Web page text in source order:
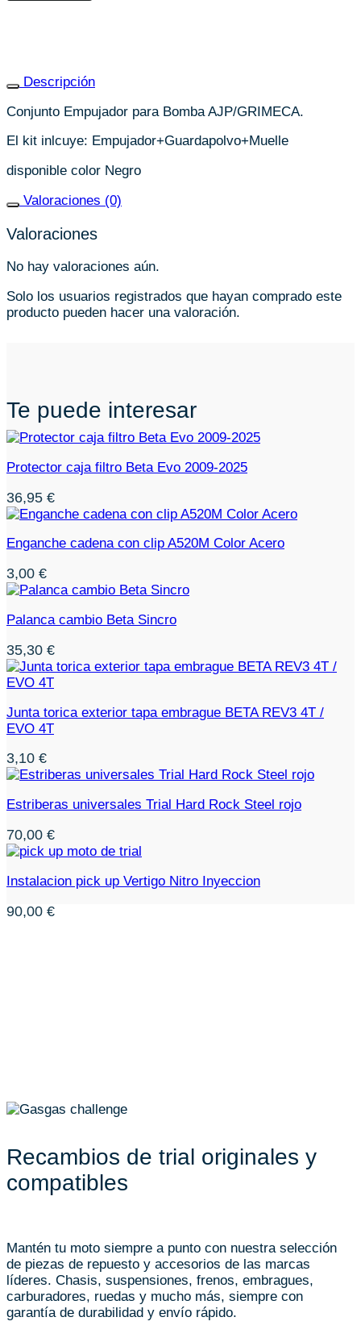
Freno
Grimeca
/
Ajp
cantidad
Descripción
Conjunto Empujador para Bomba AJP/GRIMECA.
El kit inlcuye: Empujador+Guardapolvo+Muelle
disponible color Negro
Valoraciones (0)
Valoraciones
No hay valoraciones aún.
Solo los usuarios registrados que hayan comprado este
producto pueden hacer una valoración.
Te puede interesar
Protector caja filtro Beta Evo 2009-2025
36,95 €
Enganche cadena con clip A520M Color Acero
3,00 €
Palanca cambio Beta Sincro
35,30 €
Junta torica exterior tapa embrague BETA REV3 4T /
EVO 4T
3,10 €
Estriberas universales Trial Hard Rock Steel rojo
70,00 €
Instalacion pick up Vertigo Nitro Inyeccion
90,00 €
Recambios de trial originales y
compatibles
Mantén tu moto siempre a punto con nuestra selección
de piezas de repuesto y accesorios de las marcas
líderes. Chasis, suspensiones, frenos, embragues,
carburadores, ruedas y mucho más, siempre con
garantía de durabilidad y envío rápido.